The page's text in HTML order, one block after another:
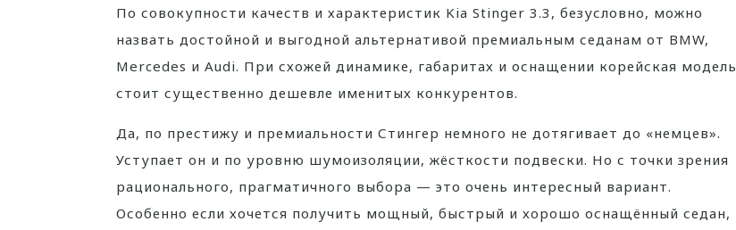
По совокупности качеств и характеристик Kia Stinger 3.3, безусловно, можно
назвать достойной и выгодной альтернативой премиальным седанам от BMW,
Mercedes и Audi. При схожей динамике, габаритах и оснащении корейская модель
стоит существенно дешевле именитых конкурентов.
Да, по престижу и премиальности Стингер немного не дотягивает до «немцев».
Уступает он и по уровню шумоизоляции, жёсткости подвески. Но с точки зрения
рационального, прагматичного выбора — это очень интересный вариант.
Особенно если хочется получить мощный, быстрый и хорошо оснащённый седан,